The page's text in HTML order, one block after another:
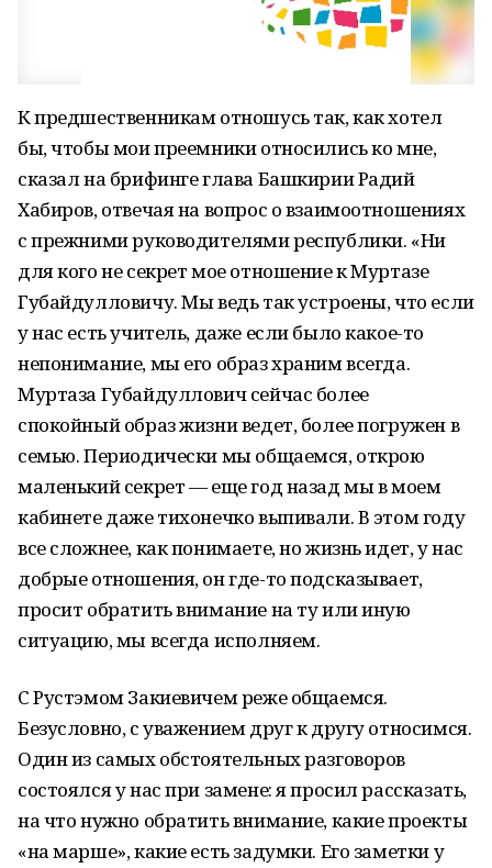
К предшественникам отношусь так, как хотел
бы, чтобы мои преемники относились ко мне,
сказал на брифинге глава Башкирии Радий
Хабиров, отвечая на вопрос о взаимоотношениях
с прежними руководителями республики. «Ни
для кого не секрет мое отношение к Муртазе
Губайдулловичу. Мы ведь так устроены, что если
у нас есть учитель, даже если было какое-то
непонимание, мы его образ храним всегда.
Муртаза Губайдуллович сейчас более
спокойный образ жизни ведет, более погружен в
семью. Периодически мы общаемся, открою
маленький секрет — еще год назад мы в моем
кабинете даже тихонечко выпивали. В этом году
все сложнее, как понимаете, но жизнь идет, у нас
добрые отношения, он где-то подсказывает,
просит обратить внимание на ту или иную
ситуацию, мы всегда исполняем.
С Рустэмом Закиевичем реже общаемся.
Безусловно, с уважением друг к другу относимся.
Один из самых обстоятельных разговоров
состоялся у нас при замене: я просил рассказать,
на что нужно обратить внимание, какие проекты
«на марше», какие есть задумки. Его заметки у